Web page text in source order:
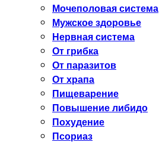
Мочеполовая система
Мужское здоровье
Нервная система
От грибка
От паразитов
От храпа
Пищеварение
Повышение либидо
Похудение
Псориаз